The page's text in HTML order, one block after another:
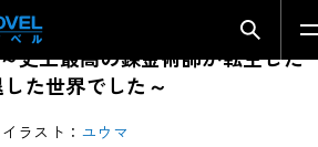
検索モ
史上最高の錬金術師が転生した
た世界でした～
イラスト： ユウマ